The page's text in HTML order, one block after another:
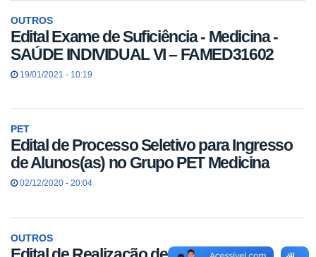
OUTROS
Edital Exame de Suficiência - Medicina -
SAÚDE INDIVIDUAL VI – FAMED31602
19/01/2021 - 10:19
PET
Edital de Processo Seletivo para Ingresso
de Alunos(as) no Grupo PET Medicina
02/12/2020 - 20:04
OUTROS